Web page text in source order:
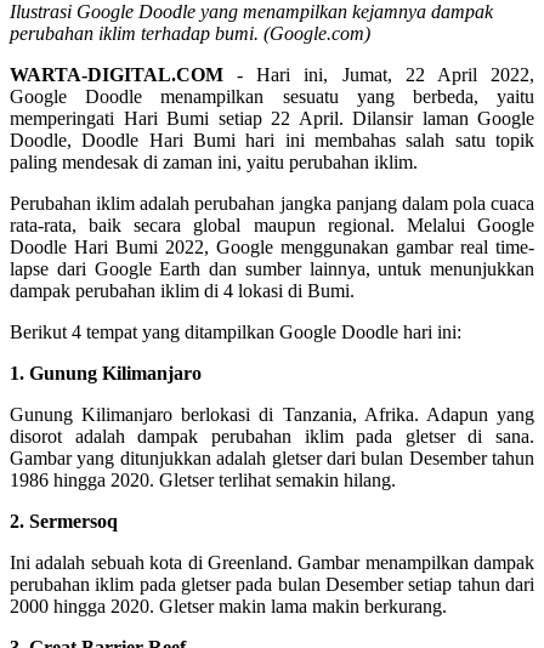
Ilustrasi Google Doodle yang menampilkan kejamnya dampak
perubahan iklim terhadap bumi. (Google.com)
WARTA-DIGITAL.COM - Hari ini, Jumat, 22 April 2022,
Google Doodle menampilkan sesuatu yang berbeda, yaitu
memperingati Hari Bumi setiap 22 April. Dilansir laman Google
Doodle, Doodle Hari Bumi hari ini membahas salah satu topik
paling mendesak di zaman ini, yaitu perubahan iklim.
Perubahan iklim adalah perubahan jangka panjang dalam pola cuaca
rata-rata, baik secara global maupun regional. Melalui Google
Doodle Hari Bumi 2022, Google menggunakan gambar real time-
lapse dari Google Earth dan sumber lainnya, untuk menunjukkan
dampak perubahan iklim di 4 lokasi di Bumi.
Berikut 4 tempat yang ditampilkan Google Doodle hari ini:
1. Gunung Kilimanjaro
Gunung Kilimanjaro berlokasi di Tanzania, Afrika. Adapun yang
disorot adalah dampak perubahan iklim pada gletser di sana.
Gambar yang ditunjukkan adalah gletser dari bulan Desember tahun
1986 hingga 2020. Gletser terlihat semakin hilang.
2. Sermersoq
Ini adalah sebuah kota di Greenland. Gambar menampilkan dampak
perubahan iklim pada gletser pada bulan Desember setiap tahun dari
2000 hingga 2020. Gletser makin lama makin berkurang.